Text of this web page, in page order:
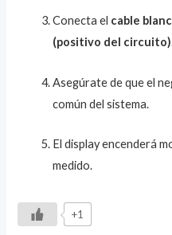
Conecta el cable
(positivo del circuito)
Asegúrate de que el
común del sistema.
El display encenderá
medido.
+1